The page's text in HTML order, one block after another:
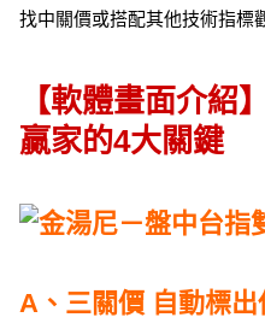
找中關價或搭配其他技術指標
【軟體畫面介紹
贏家的4大關鍵
A、三關價 自動標